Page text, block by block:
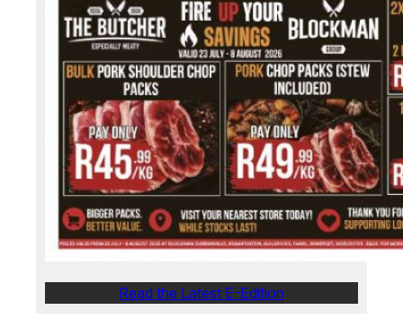
Read the Latest E-Edition